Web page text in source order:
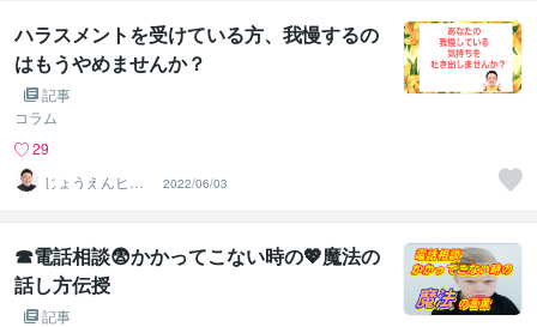
ハラスメントを受けている方、我慢するの
はもうやめませんか？
記事
コラム
29
じょうえんヒカ
ル⭐️介護業界の救
世主
2022/06/03
☎電話相談😨かかってこない時の💖魔法の
話し方伝授
記事